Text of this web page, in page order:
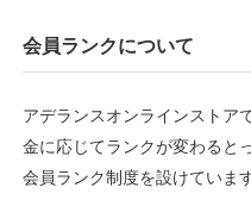
会員ランクについて
アデランスオンラインストア
金に応じてランクが変わると
会員ランク制度を設けています